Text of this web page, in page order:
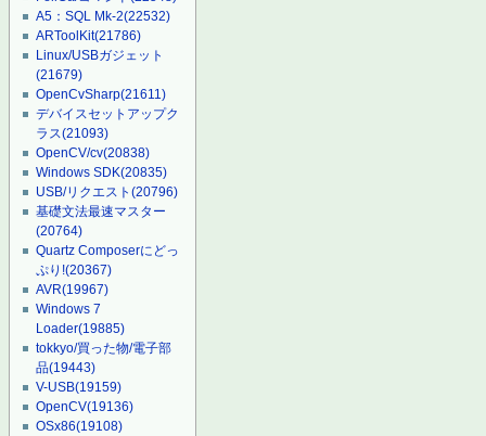
A5：SQL Mk-2(22532)
ARToolKit(21786)
Linux/USBガジェット
(21679)
OpenCvSharp(21611)
デバイスセットアップク
ラス(21093)
OpenCV/cv(20838)
Windows SDK(20835)
USB/リクエスト(20796)
基礎文法最速マスター
(20764)
Quartz Composerにどっ
ぷり!(20367)
AVR(19967)
Windows 7
Loader(19885)
tokkyo/買った物/電子部
品(19443)
V-USB(19159)
OpenCV(19136)
OSx86(19108)